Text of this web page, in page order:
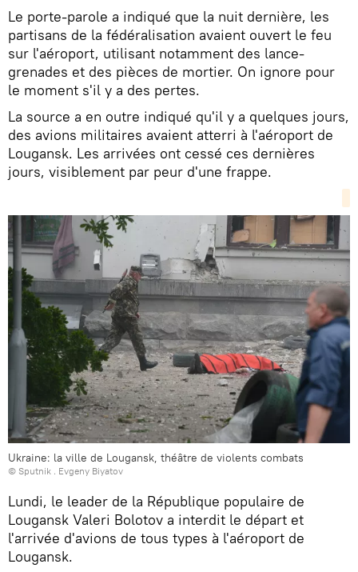
Le porte-parole a indiqué que la nuit dernière, les
partisans de la fédéralisation avaient ouvert le feu
sur l'aéroport, utilisant notamment des lance-
grenades et des pièces de mortier. On ignore pour
le moment s'il y a des pertes.
La source a en outre indiqué qu'il y a quelques jours,
des avions militaires avaient atterri à l'aéroport de
Lougansk. Les arrivées ont cessé ces dernières
jours, visiblement par peur d'une frappe.
Ukraine: la ville de Lougansk, théâtre de violents combats
© Sputnik . Evgeny Biyatov
Lundi, le leader de la République populaire de
Lougansk Valeri Bolotov a interdit le départ et
l'arrivée d'avions de tous types à l'aéroport de
Lougansk.